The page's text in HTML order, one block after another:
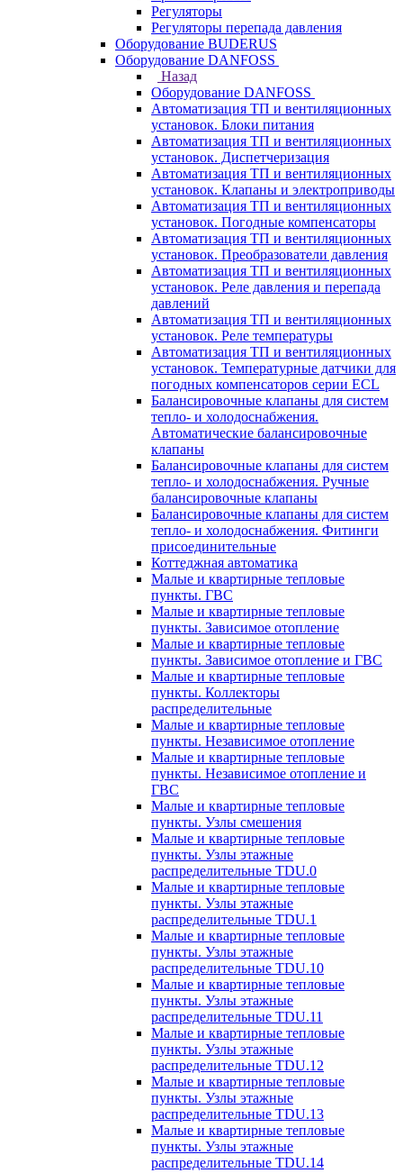
Регуляторы
Регуляторы перепада давления
Оборудование BUDERUS
Оборудование DANFOSS
Назад
Оборудование DANFOSS
Автоматизация ТП и вентиляционных
установок. Блоки питания
Автоматизация ТП и вентиляционных
установок. Диспетчеризация
Автоматизация ТП и вентиляционных
установок. Клапаны и электроприводы
Автоматизация ТП и вентиляционных
установок. Погодные компенсаторы
Автоматизация ТП и вентиляционных
установок. Преобразователи давления
Автоматизация ТП и вентиляционных
установок. Реле давления и перепада
давлений
Автоматизация ТП и вентиляционных
установок. Реле температуры
Автоматизация ТП и вентиляционных
установок. Температурные датчики для
погодных компенсаторов серии ECL
Балансировочные клапаны для систем
тепло- и холодоснабжения.
Автоматические балансировочные
клапаны
Балансировочные клапаны для систем
тепло- и холодоснабжения. Ручные
балансировочные клапаны
Балансировочные клапаны для систем
тепло- и холодоснабжения. Фитинги
присоединительные
Коттеджная автоматика
Малые и квартирные тепловые
пункты. ГВС
Малые и квартирные тепловые
пункты. Зависимое отопление
Малые и квартирные тепловые
пункты. Зависимое отопление и ГВС
Малые и квартирные тепловые
пункты. Коллекторы
распределительные
Малые и квартирные тепловые
пункты. Независимое отопление
Малые и квартирные тепловые
пункты. Независимое отопление и
ГВС
Малые и квартирные тепловые
пункты. Узлы смешения
Малые и квартирные тепловые
пункты. Узлы этажные
распределительные TDU.0
Малые и квартирные тепловые
пункты. Узлы этажные
распределительные TDU.1
Малые и квартирные тепловые
пункты. Узлы этажные
распределительные TDU.10
Малые и квартирные тепловые
пункты. Узлы этажные
распределительные TDU.11
Малые и квартирные тепловые
пункты. Узлы этажные
распределительные TDU.12
Малые и квартирные тепловые
пункты. Узлы этажные
распределительные TDU.13
Малые и квартирные тепловые
пункты. Узлы этажные
распределительные TDU.14